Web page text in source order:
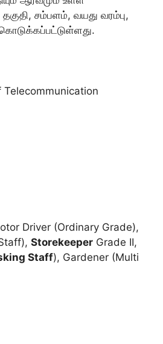
சம்பளம், வயது வரம்பு,
Driver (Ordinary Grade),
Storekeeper Grade II,
Staff), Gardener (Multi